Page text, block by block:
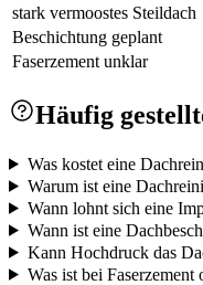
stark vermoostes Steildach
Beschichtung geplant
Faserzement unklar
Häufig
Was kostet eine
Warum ist eine
Wann lohnt sich eine
Wann ist eine
Kann Hochdruck das
Was ist bei